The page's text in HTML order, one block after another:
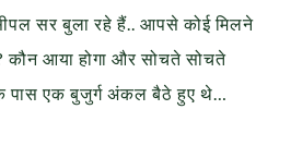
सर बुला रहे हैं.. आपसे कोई मिलने
आया होगा और सोचते सोचते
पास एक बुजुर्ग अंकल बैठे हुए थे…